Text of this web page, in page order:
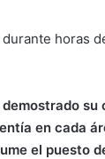
horas
su
en cada
el puesto